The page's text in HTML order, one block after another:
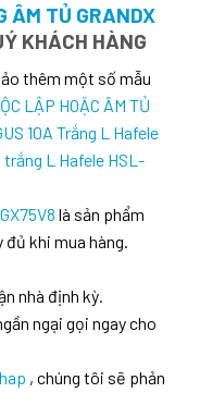
ÂM TỦ GRANDX
KHÁCH HÀNG
thêm một số mẫu
LẬP HOẶC ÂM TỦ
10A Trắng L Hafele
trắng L Hafele HSL-
là sản phẩm
khi mua hàng.
nhà định kỳ.
ngại gọi ngay cho
, chúng tôi sẽ phản